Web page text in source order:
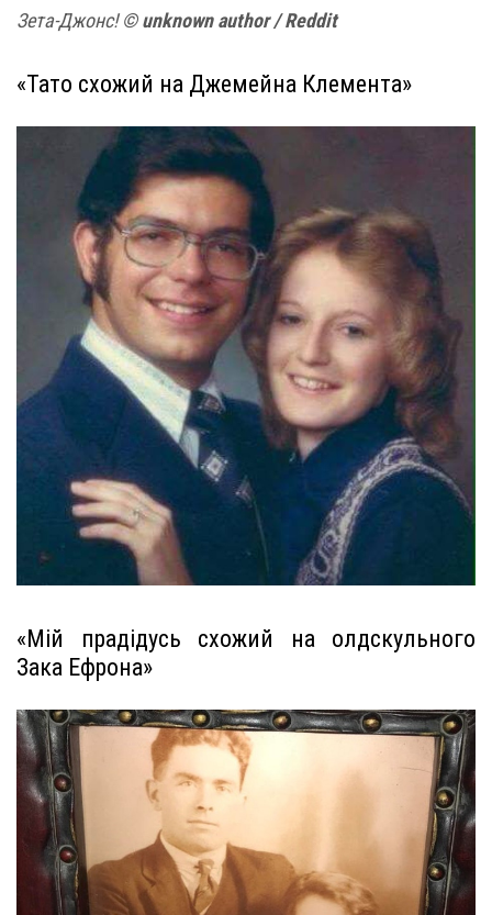
Зета-Джонс!© unknown author / Reddit
«Тато схожий на Джемейна Клемента»
«Мій прадідусь схожий на олдскульного
Зака ​​Ефрона»